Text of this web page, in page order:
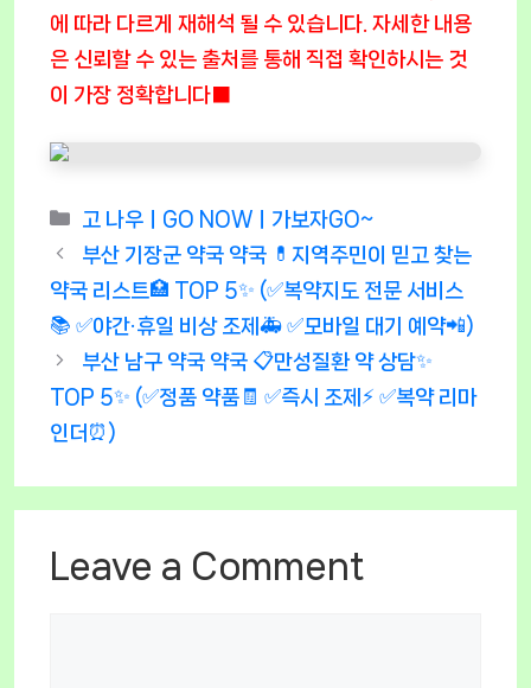
에 따라 다르게 재해석 될 수 있습니다. 자세한 내용
은 신뢰할 수 있는 출처를 통해 직접 확인하시는 것
이 가장 정확합니다■
Categories
고 나우ㅣGO NOWㅣ가보자GO~
부산 기장군 약국 약국 💊지역주민이 믿고 찾는
약국 리스트🏥 TOP 5✨ (✅복약지도 전문 서비스
📚 ✅야간·휴일 비상 조제🚑 ✅모바일 대기 예약📲)
부산 남구 약국 약국 📋만성질환 약 상담✨
TOP 5✨ (✅정품 약품🧾 ✅즉시 조제⚡ ✅복약 리마
인더⏰)
Leave a Comment